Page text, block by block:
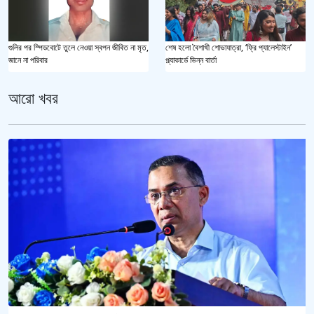
গুলির পর স্পিডবোটে তুলে নেওয়া স্বপন জীবিত না মৃত,
জানে না পরিবার
শেষ হলো বৈশাখী শোভাযাত্রা, ‘ফ্রি প্যালেস্টাইন’
প্ল্যাকার্ডে ভিন্ন বার্তা
আরো খবর